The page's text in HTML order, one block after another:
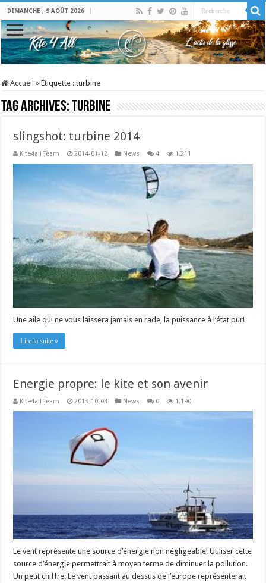
DIMANCHE , 9 AOÛT 2026
Accueil » Étiquette :turbine
Tag Archives:turbine
slingshot: turbine 2014
Kite4all Team 2014-01-12 News 4 1,211
Une aile qui ne vous laissera jamais en rade, la puissance à l’état pur!
Lire la suite »
Energie propre: le kite et son avenir
Kite4all Team 2013-10-04 News 0 1,190
Le vent représente une source d’énergie non négligeable! Utiliser cette
source d’énergie permettrait à moyen terme de diminuer la pollution.
Un petit chiffre: Le vent passant au dessus de l’europe représenterait